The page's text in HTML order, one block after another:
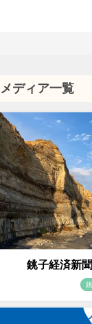
メディア一覧
銚子経済新